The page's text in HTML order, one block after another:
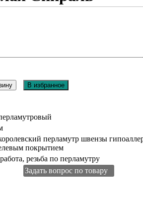
перламутр швензы
покрытием
резьба по перламутру
Задать вопрос по товару